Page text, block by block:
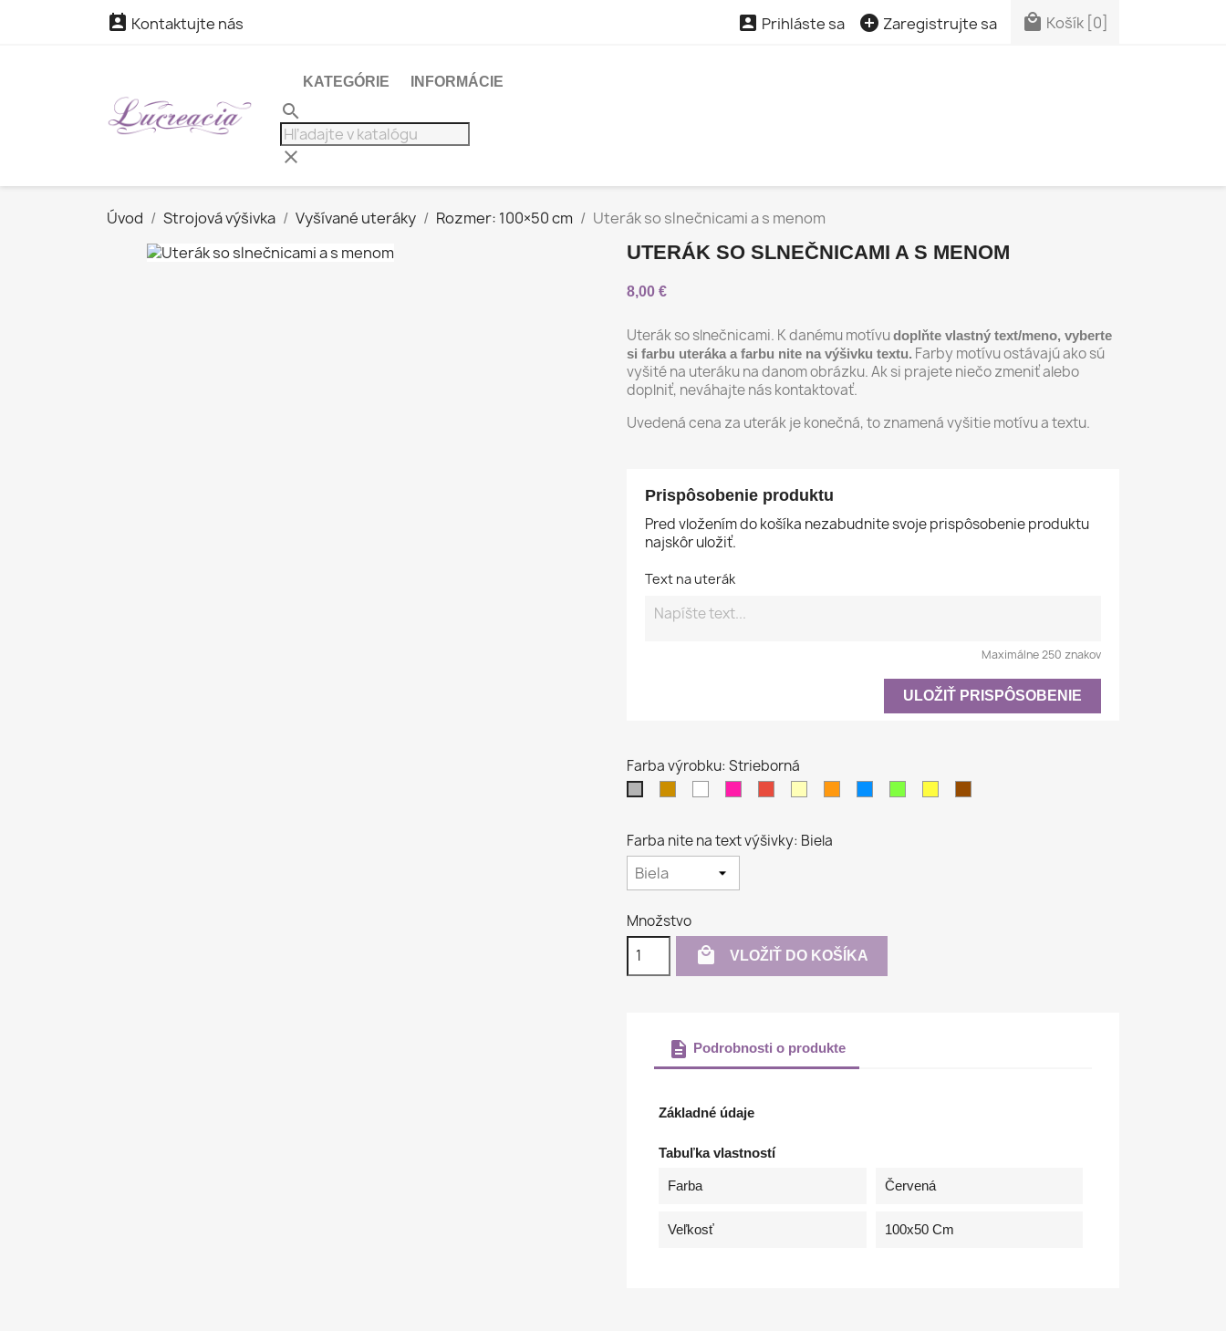
 Kontaktujte nás  Prihláste sa  Zaregistrujte sa  Košík [0]
KATEGÓRIE INFORMÁCIE
search
clear
Úvod Strojová výšivka Vyšívané uteráky Rozmer: 100×50 cm Uterák so slnečnicami a s menom
UTERÁK SO SLNEČNICAMI A S MENOM
8,00 €
Uterák so slnečnicami. K danému motívudoplňte vlastný text/meno, vyberte
si farbu uteráka a farbu nite na výšivku textu. Farby motívu ostávajú ako sú
vyšité na uteráku na danom obrázku. Ak si prajete niečo zmeniť alebo
doplniť, neváhajte nás kontaktovať.
Uvedená cena za uterák je konečná, to znamená vyšitie motívu a textu.
Prispôsobenie produktu
Pred vložením do košíka nezabudnite svoje prispôsobenie produktu
najskôr uložiť.
Text na uterák
Maximálne 250 znakov
ULOŽIŤ PRISPÔSOBENIE
Farba výrobku: Strieborná
Farba nite na text výšivky: Biela
Množstvo
 VLOŽIŤ DO KOŠÍKA
description Podrobnosti o produkte
Základné údaje
Tabuľka vlastností
Farba Červená
Veľkosť 100x50 Cm